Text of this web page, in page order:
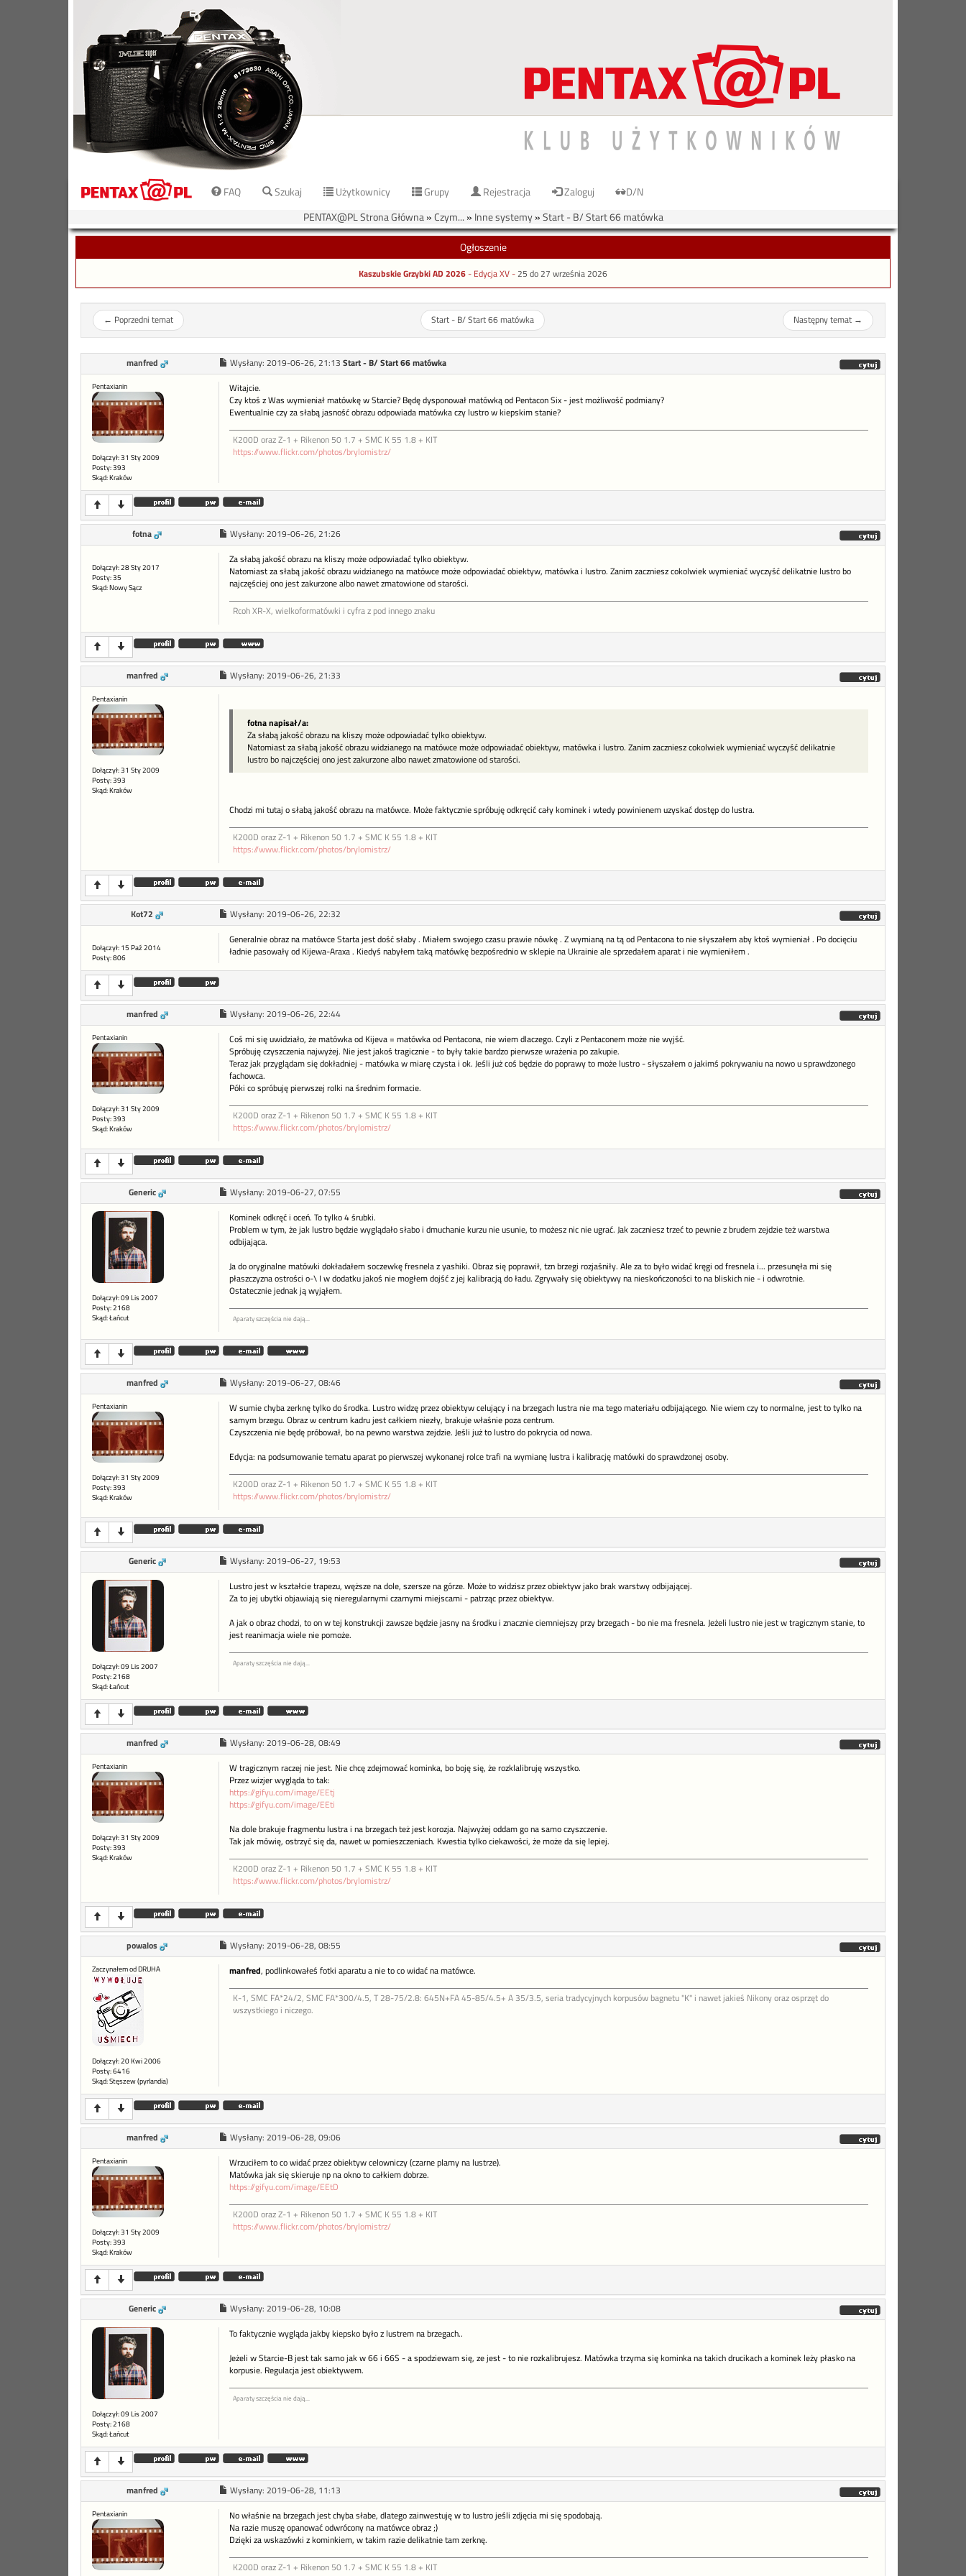
FAQ Szukaj Użytkownicy Grupy Rejestracja Zaloguj
D/N
PENTAX@PL Strona Główna»Czym... » Inne systemy»Start - B/ Start 66 matówka
Ogłoszenie
Kaszubskie Grzybki AD 2026- Edycja XV -25 do 27 września 2026
← Poprzedni temat Start - B/ Start 66 matówka Następny temat→
manfred Wysłany: 2019-06-26, 21:13 Start - B/ Start 66 matówka
Pentaxianin
Dołączył: 31 Sty 2009
Posty: 393
Skąd: Kraków
Witajcie.
Czy ktoś z Was wymieniał matówkę w Starcie? Będę dysponował matówką od Pentacon Six - jest możliwość podmiany?
Ewentualnie czy za słabą jasność obrazu odpowiada matówka czy lustro w kiepskim stanie?
K200D oraz Z-1 + Rikenon 50 1.7 + SMC K 55 1.8 + KIT
https://www.flickr.com/photos/brylomistrz/
fotna Wysłany: 2019-06-26, 21:26
Dołączył: 28 Sty 2017
Posty: 35
Skąd: Nowy Sącz
Za słabą jakość obrazu na kliszy może odpowiadać tylko obiektyw.
Natomiast za słabą jakość obrazu widzianego na matówce może odpowiadać obiektyw, matówka i lustro. Zanim zaczniesz cokolwiek wymieniać wyczyść delikatnie lustro bo
najczęściej ono jest zakurzone albo nawet zmatowione od starości.
Rcoh XR-X, wielkoformatówki i cyfra z pod innego znaku
manfred Wysłany: 2019-06-26, 21:33
Pentaxianin
Dołączył: 31 Sty 2009
Posty: 393
Skąd: Kraków
fotna napisał/a:
Za słabą jakość obrazu na kliszy może odpowiadać tylko obiektyw.
Natomiast za słabą jakość obrazu widzianego na matówce może odpowiadać obiektyw, matówka i lustro. Zanim zaczniesz cokolwiek wymieniać wyczyść delikatnie
lustro bo najczęściej ono jest zakurzone albo nawet zmatowione od starości.
Chodzi mi tutaj o słabą jakość obrazu na matówce. Może faktycznie spróbuję odkręcić cały kominek i wtedy powinienem uzyskać dostęp do lustra.
K200D oraz Z-1 + Rikenon 50 1.7 + SMC K 55 1.8 + KIT
https://www.flickr.com/photos/brylomistrz/
Kot72 Wysłany: 2019-06-26, 22:32
Dołączył: 15 Paź 2014
Posty: 806
Generalnie obraz na matówce Starta jest dość słaby . Miałem swojego czasu prawie nówkę . Z wymianą na tą od Pentacona to nie słyszałem aby ktoś wymieniał . Po docięciu
ładnie pasowały od Kijewa-Araxa . Kiedyś nabyłem taką matówkę bezpośrednio w sklepie na Ukrainie ale sprzedałem aparat i nie wymieniłem .
manfred Wysłany: 2019-06-26, 22:44
Pentaxianin
Dołączył: 31 Sty 2009
Posty: 393
Skąd: Kraków
Coś mi się uwidziało, że matówka od Kijeva = matówka od Pentacona, nie wiem dlaczego. Czyli z Pentaconem może nie wyjść.
Spróbuję czyszczenia najwyżej. Nie jest jakoś tragicznie - to były takie bardzo pierwsze wrażenia po zakupie.
Teraz jak przyglądam się dokładniej - matówka w miarę czysta i ok. Jeśli już coś będzie do poprawy to może lustro - słyszałem o jakimś pokrywaniu na nowo u sprawdzonego
fachowca.
Póki co spróbuję pierwszej rolki na średnim formacie.
K200D oraz Z-1 + Rikenon 50 1.7 + SMC K 55 1.8 + KIT
https://www.flickr.com/photos/brylomistrz/
Generic Wysłany: 2019-06-27, 07:55
Dołączył: 09 Lis 2007
Posty: 2168
Skąd: Łańcut
Kominek odkręć i oceń. To tylko 4 śrubki.
Problem w tym, że jak lustro będzie wyglądało słabo i dmuchanie kurzu nie usunie, to możesz nic nie ugrać. Jak zaczniesz trzeć to pewnie z brudem zejdzie też warstwa
odbijająca.
Ja do oryginalne matówki dokładałem soczewkę fresnela z yashiki. Obraz się poprawił, tzn brzegi rozjaśniły. Ale za to było widać kręgi od fresnela i... przesunęła mi się
płaszczyzna ostrości o-\ I w dodatku jakoś nie mogłem dojść z jej kalibracją do ładu. Zgrywały się obiektywy na nieskończoności to na bliskich nie - i odwrotnie.
Ostatecznie jednak ją wyjąłem.
Aparaty szczęścia nie dają...
manfred Wysłany: 2019-06-27, 08:46
Pentaxianin
Dołączył: 31 Sty 2009
Posty: 393
Skąd: Kraków
W sumie chyba zerknę tylko do środka. Lustro widzę przez obiektyw celujący i na brzegach lustra nie ma tego materiału odbijającego. Nie wiem czy to normalne, jest to tylko na
samym brzegu. Obraz w centrum kadru jest całkiem niezły, brakuje właśnie poza centrum.
Czyszczenia nie będę próbował, bo na pewno warstwa zejdzie. Jeśli już to lustro do pokrycia od nowa.
Edycja: na podsumowanie tematu aparat po pierwszej wykonanej rolce trafi na wymianę lustra i kalibrację matówki do sprawdzonej osoby.
K200D oraz Z-1 + Rikenon 50 1.7 + SMC K 55 1.8 + KIT
https://www.flickr.com/photos/brylomistrz/
Generic Wysłany: 2019-06-27, 19:53
Dołączył: 09 Lis 2007
Posty: 2168
Skąd: Łańcut
Lustro jest w kształcie trapezu, węższe na dole, szersze na górze. Może to widzisz przez obiektyw jako brak warstwy odbijającej.
Za to jej ubytki objawiają się nieregularnymi czarnymi miejscami - patrząc przez obiektyw.
A jak o obraz chodzi, to on w tej konstrukcji zawsze będzie jasny na środku i znacznie ciemniejszy przy brzegach - bo nie ma fresnela. Jeżeli lustro nie jest w tragicznym stanie, to
jest reanimacja wiele nie pomoże.
Aparaty szczęścia nie dają...
manfred Wysłany: 2019-06-28, 08:49
Pentaxianin
Dołączył: 31 Sty 2009
Posty: 393
Skąd: Kraków
W tragicznym raczej nie jest. Nie chcę zdejmować kominka, bo boję się, że rozklalibruję wszystko.
Przez wizjer wygląda to tak:
https://gifyu.com/image/EEtj
https://gifyu.com/image/EEti
Na dole brakuje fragmentu lustra i na brzegach też jest korozja. Najwyżej oddam go na samo czyszczenie.
Tak jak mówię, ostrzyć się da, nawet w pomieszczeniach. Kwestia tylko ciekawości, że może da się lepiej.
K200D oraz Z-1 + Rikenon 50 1.7 + SMC K 55 1.8 + KIT
https://www.flickr.com/photos/brylomistrz/
powalos Wysłany: 2019-06-28, 08:55
Zaczynałem od DRUHA
Dołączył: 20 Kwi 2006
Posty: 6416
Skąd: Stęszew (pyrlandia)
manfred, podlinkowałeś fotki aparatu a nie to co widać na matówce.
K-1, SMC FA*24/2, SMC FA*300/4.5, T 28-75/2.8: 645N+FA 45-85/4.5+ A 35/3.5, seria tradycyjnych korpusów bagnetu "K" i nawet jakieś Nikony oraz osprzęt do
wszystkiego i niczego.
manfred Wysłany: 2019-06-28, 09:06
Pentaxianin
Dołączył: 31 Sty 2009
Posty: 393
Skąd: Kraków
Wrzuciłem to co widać przez obiektyw celowniczy (czarne plamy na lustrze).
Matówka jak się skieruje np na okno to całkiem dobrze.
https://gifyu.com/image/EEtD
K200D oraz Z-1 + Rikenon 50 1.7 + SMC K 55 1.8 + KIT
https://www.flickr.com/photos/brylomistrz/
Generic Wysłany: 2019-06-28, 10:08
Dołączył: 09 Lis 2007
Posty: 2168
Skąd: Łańcut
To faktycznie wygląda jakby kiepsko było z lustrem na brzegach..
Jeżeli w Starcie-B jest tak samo jak w 66 i 66S - a spodziewam się, ze jest - to nie rozkalibrujesz. Matówka trzyma się kominka na takich drucikach a kominek leży płasko na
korpusie. Regulacja jest obiektywem.
Aparaty szczęścia nie dają...
manfred Wysłany: 2019-06-28, 11:13
Pentaxianin
No właśnie na brzegach jest chyba słabe, dlatego zainwestuję w to lustro jeśli zdjęcia mi się spodobają.
Na razie muszę opanować odwrócony na matówce obraz ;)
Dzięki za wskazówki z kominkiem, w takim razie delikatnie tam zerknę.
K200D oraz Z-1 + Rikenon 50 1.7 + SMC K 55 1.8 + KIT